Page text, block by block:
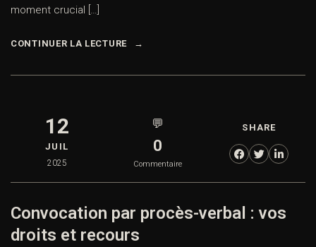
moment crucial […]
CONTINUER LA LECTURE
12
JUIL
2025
💬
0
Commentaire
SHARE
Convocation par procès-verbal : vos
droits et recours